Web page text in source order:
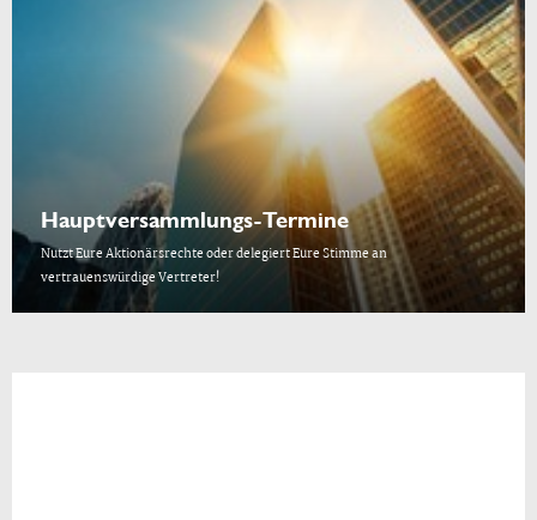
Hauptversammlungs-Termine
Nutzt Eure Aktionärsrechte oder delegiert Eure Stimme an
vertrauenswürdige Vertreter!